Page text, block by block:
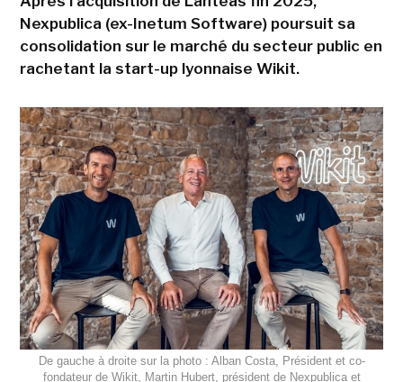
Nexpublica (ex-Inetum Software) poursuit sa
consolidation sur le marché du secteur public en
rachetant la start-up lyonnaise Wikit.
De gauche à droite sur la photo : Alban Costa, Président et co-
fondateur de Wikit, Martin Hubert, président de Nexpublica et